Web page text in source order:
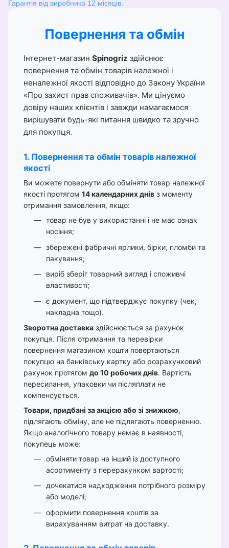
Гарантія від виробника 12 місяців.
Повернення та обмін
Інтернет-магазин Spinogriz здійснює
повернення та обмін товарів належної і
неналежної якості відповідно до Закону України
«Про захист прав споживачів». Ми цінуємо
довіру наших клієнтів і завжди намагаємося
вирішувати будь-які питання швидко та зручно
для покупця.
1. Повернення та обмін товарів належної
якості
Ви можете повернути або обміняти товар належної
якості протягом 14 календарних днів з моменту
отримання замовлення, якщо:
товар не був у використанні і не має ознак
носіння;
збережені фабричні ярлики, бірки, пломби та
пакування;
виріб зберіг товарний вигляд і споживчі
властивості;
є документ, що підтверджує покупку (чек,
накладна тощо).
Зворотна доставка здійснюється за рахунок
покупця. Після отримання та перевірки
повернення магазином кошти повертаються
покупцю на банківську картку або розрахунковий
рахунок протягом до 10 робочих днів. Вартість
пересилання, упаковки чи післяплати не
компенсується.
Товари, придбані за акцією або зі знижкою,
підлягають обміну, але не підлягають поверненню.
Якщо аналогічного товару немає в наявності,
покупець може:
обміняти товар на інший із доступного
асортименту з перерахунком вартості;
дочекатися надходження потрібного розміру
або моделі;
оформити повернення коштів за
вирахуванням витрат на доставку.